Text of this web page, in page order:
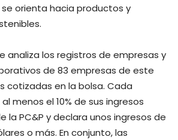
orienta hacia productos y
analiza los registros de empresas y
de 83 empresas de este
cotizadas en la bolsa. Cada
menos el 10% de sus ingresos
la PC&P y declara unos ingresos de
o más. En conjunto, las